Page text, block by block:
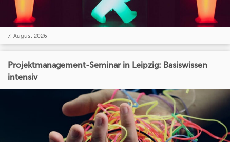
7. August 2026
Projektmanagement-Seminar in Leipzig: Basiswissen
intensiv